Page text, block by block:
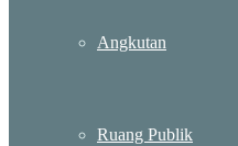
Angkutan
Ruang Publik